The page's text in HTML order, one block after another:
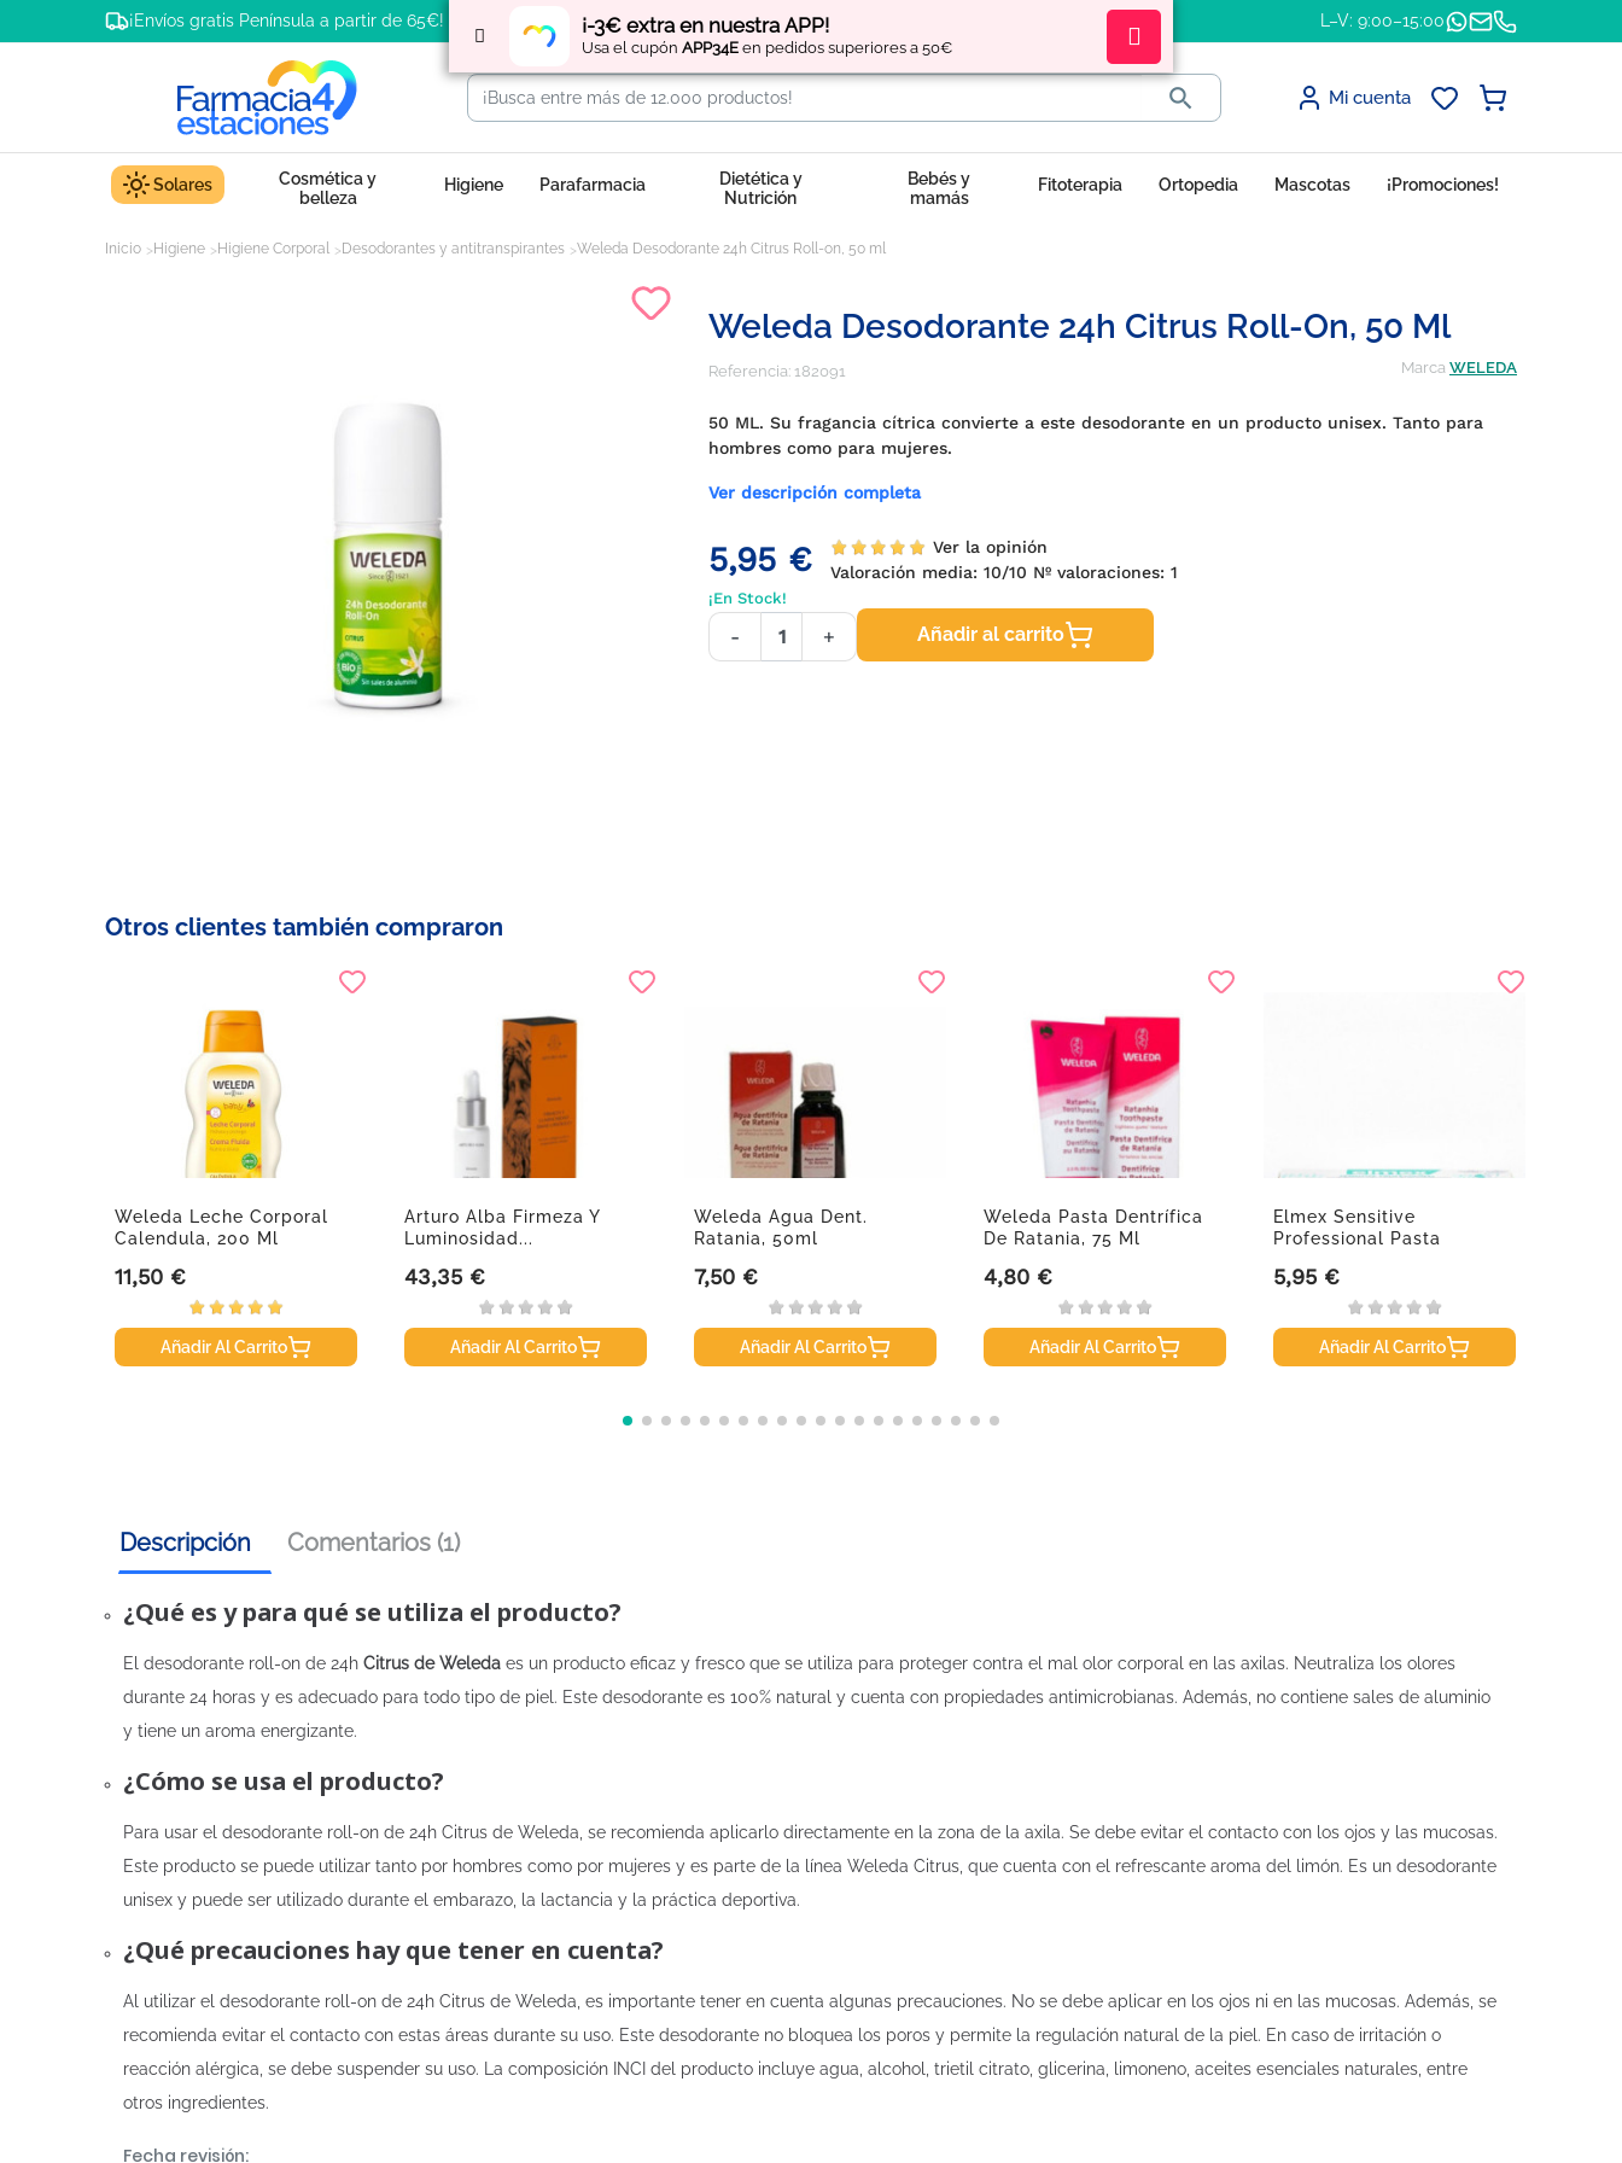
¡-3€ extra en nuestra APP!
Usa el cupón APP34E en pedidos superiores a 50€
¡Envíos gratis Península a partir de 65€! Regístratey obtén L–V: 9:00–15:00
 Mi cuenta
Solares
Cosmética y
belleza
Higiene Parafarmacia
Dietética y
Nutrición
Bebés y
mamás
Fitoterapia Ortopedia Mascotas ¡Promociones!
Inicio Higiene Higiene Corporal Desodorantes y antitranspirantes Weleda Desodorante 24h Citrus Roll-on, 50 ml
Weleda Desodorante 24h Citrus Roll-On, 50 Ml
Referencia: 182091 Marca WELEDA
50 ML. Su fragancia cítrica convierte a este desodorante en un producto unisex. Tanto para
hombres como para mujeres.
Ver descripción completa
5,95 €
Ver la opinión
Valoración media: 10/10 Nº valoraciones: 1
¡En Stock!
- + Añadir al carrito
Otros clientes también compraron
Weleda Leche Corporal
Calendula, 200 Ml
Precio
11,50 €
Añadir Al Carrito
Arturo Alba Firmeza Y
Luminosidad...
Precio
43,35 €
Añadir Al Carrito
Weleda Agua Dent.
Ratania, 50ml
Precio
7,50 €
Añadir Al Carrito
Weleda Pasta Dentrífica
De Ratania, 75 Ml
Precio
4,80 €
Añadir Al Carrito
Elmex Sensitive
Professional Pasta
Precio
5,95 €
Añadir Al Carrito
Descripción Comentarios (1)
¿Qué es y para qué se utiliza el producto?
El desodorante roll-on de 24h Citrus de Weleda es un producto eficaz y fresco que se utiliza para proteger contra el mal olor corporal en las axilas. Neutraliza los olores
durante 24 horas y es adecuado para todo tipo de piel. Este desodorante es 100% natural y cuenta con propiedades antimicrobianas. Además, no contiene sales de aluminio
y tiene un aroma energizante.
¿Cómo se usa el producto?
Para usar el desodorante roll-on de 24h Citrus de Weleda, se recomienda aplicarlo directamente en la zona de la axila. Se debe evitar el contacto con los ojos y las mucosas.
Este producto se puede utilizar tanto por hombres como por mujeres y es parte de la línea Weleda Citrus, que cuenta con el refrescante aroma del limón. Es un desodorante
unisex y puede ser utilizado durante el embarazo, la lactancia y la práctica deportiva.
¿Qué precauciones hay que tener en cuenta?
Al utilizar el desodorante roll-on de 24h Citrus de Weleda, es importante tener en cuenta algunas precauciones. No se debe aplicar en los ojos ni en las mucosas. Además, se
recomienda evitar el contacto con estas áreas durante su uso. Este desodorante no bloquea los poros y permite la regulación natural de la piel. En caso de irritación o
reacción alérgica, se debe suspender su uso. La composición INCI del producto incluye agua, alcohol, trietil citrato, glicerina, limoneno, aceites esenciales naturales, entre
otros ingredientes.
Fecha revisión: